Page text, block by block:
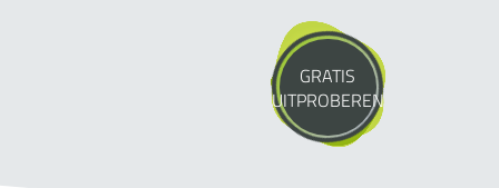
GRATIS
UITPROBEREN